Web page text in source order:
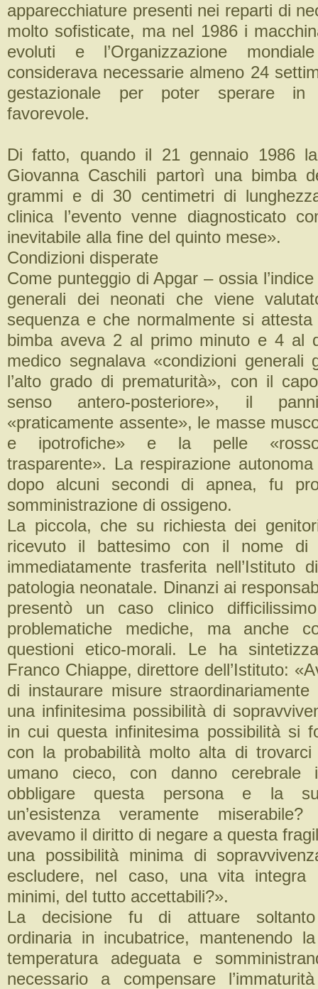
apparecchiature presenti nei reparti di
molto sofisticate, ma nel 1986 i
evoluti e l’Organizzazione
considerava necessarie almeno 24
gestazionale per poter sperare in
favorevole.
Di fatto, quando il 21 gennaio 1986
Giovanna Caschili partorì una bimba
grammi e di 30 centimetri di
clinica l’evento venne diagnosticato
inevitabile alla fine del quinto mese».
Condizioni disperate
Come punteggio di Apgar – ossia
generali dei neonati che viene
sequenza e che normalmente si
bimba aveva 2 al primo minuto e 4 al
medico segnalava «condizioni generali
l’alto grado di prematurità», con il
senso antero-posteriore», il
«praticamente assente», le masse
e ipotrofiche» e la pelle
trasparente». La respirazione
dopo alcuni secondi di apnea, fu
somministrazione di ossigeno.
La piccola, che su richiesta dei
ricevuto il battesimo con il nome di
immediatamente trasferita nell’Istituto
patologia neonatale. Dinanzi ai
presentò un caso clinico
problematiche mediche, ma anche
questioni etico-morali. Le ha
Franco Chiappe, direttore dell’Istituto:
di instaurare misure straordinariamente
una infinitesima possibilità di
in cui questa infinitesima possibilità si
con la probabilità molto alta di
umano cieco, con danno cerebrale
obbligare questa persona e la
un’esistenza veramente
avevamo il diritto di negare a questa
una possibilità minima di
escludere, nel caso, una vita integra
minimi, del tutto accettabili?».
La decisione fu di attuare soltanto
ordinaria in incubatrice, mantenendo
temperatura adeguata e
necessario a compensare